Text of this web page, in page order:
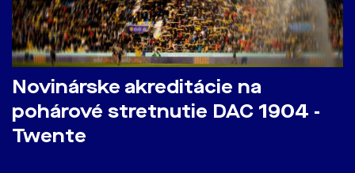
Novinárske akreditácie na
pohárové stretnutie DAC 1904 -
Twente